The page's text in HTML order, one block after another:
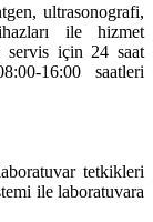
ultrasonografi,
ile hizmet
servis için 24 saat
16:00 saatleri
tetkikleri
ile laboratuvara